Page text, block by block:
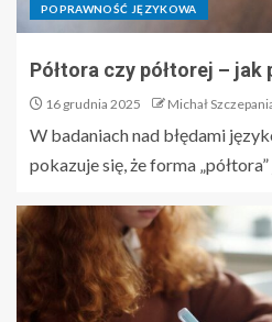
POPRAWNOŚĆ JĘZYKOWA
Półtora czy półtorej – jak
16 grudnia 2025 Michał
W badaniach nad błędami
pokazuje się, że forma „półtora”